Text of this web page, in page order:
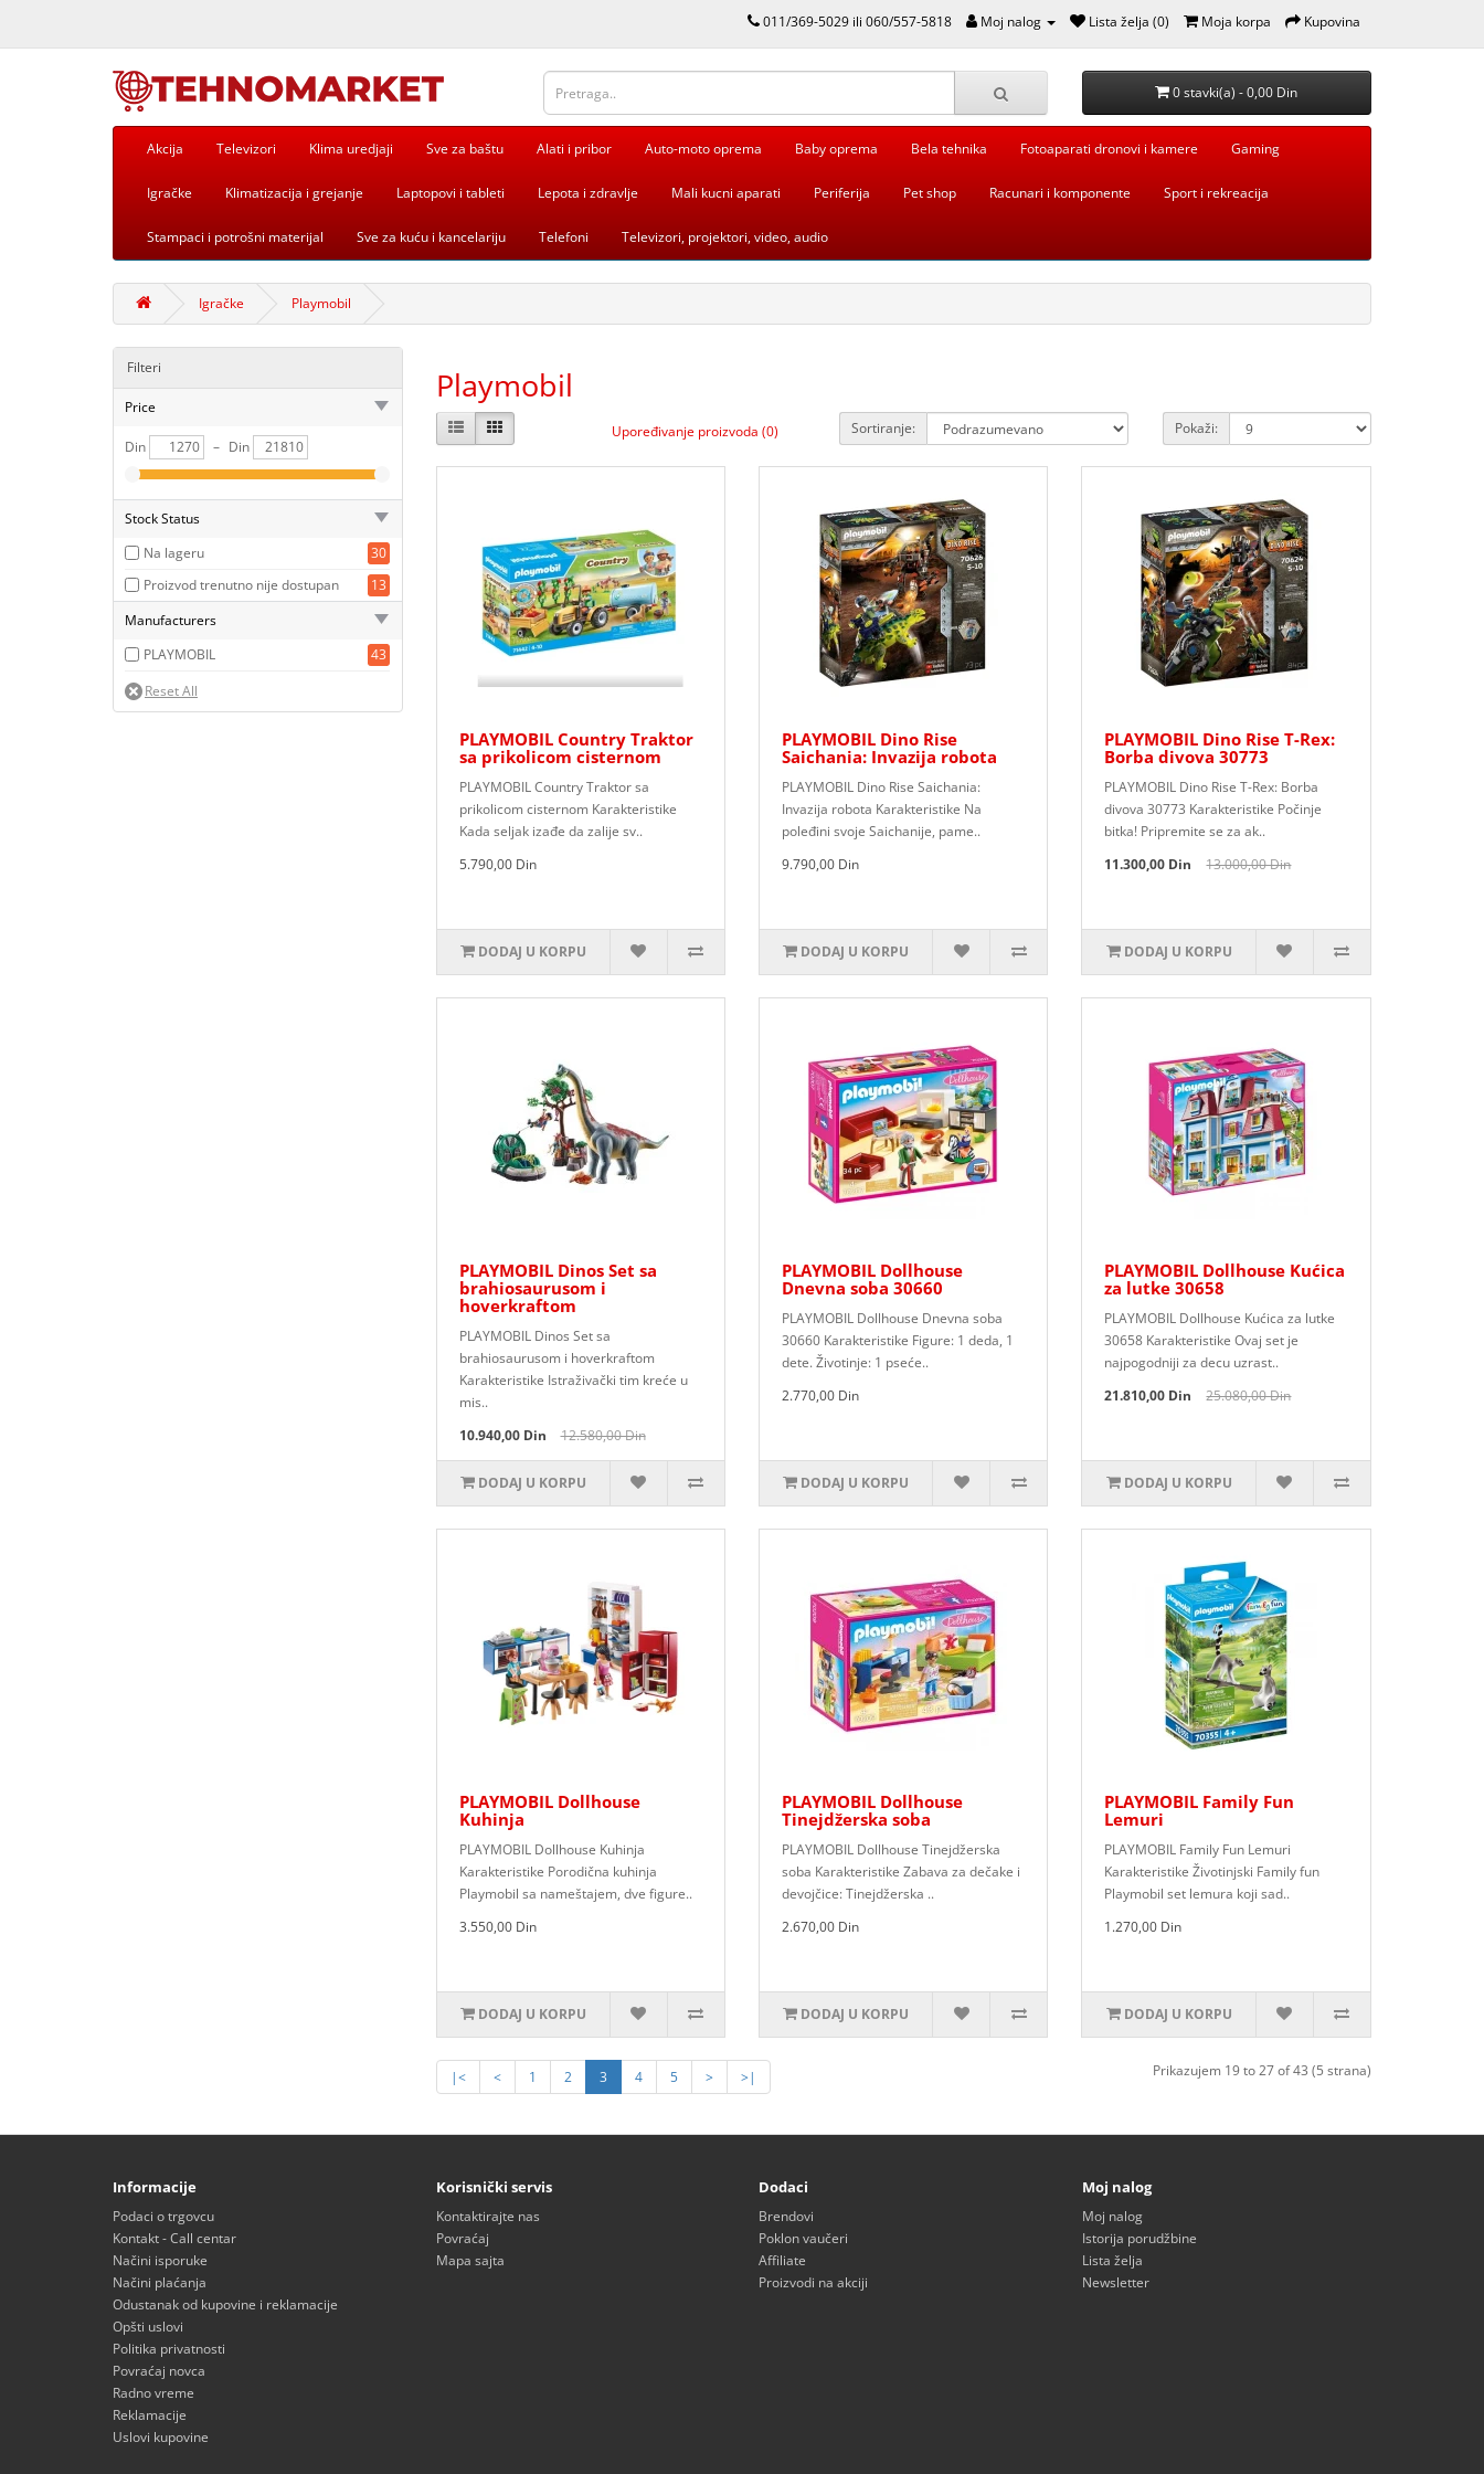
011/369-5029 ili 060/557-5818 Moj nalog Lista želja (0) Moja korpa Kupovina
0 stavki(a) - 0,00 Din
Akcija Televizori Klima uredjaji Sve za baštu Alati i pribor Auto-moto oprema Baby oprema Bela tehnika Fotoaparati dronovi i kamere Gaming
Igračke Klimatizacija i grejanje Laptopovi i tableti Lepota i zdravlje Mali kucni aparati Periferija Pet shop Racunari i komponente Sport i rekreacija
Stampaci i potrošni materijal Sve za kuću i kancelariju Telefoni Televizori, projektori, video, audio
Igračke Playmobil
Filteri
Price
Din – Din
Stock Status
Na lageru
30
Proizvod trenutno nije dostupan
13
Manufacturers
PLAYMOBIL
43
Playmobil
Upoređivanje proizvoda (0) Sortiranje: Pokaži:
PLAYMOBIL Country Traktor
sa prikolicom cisternom
PLAYMOBIL Country Traktor sa
prikolicom cisternom Karakteristike
Kada seljak izađe da zalije sv..
5.790,00 Din
DODAJ U KORPU
PLAYMOBIL Dino Rise
Saichania: Invazija robota
PLAYMOBIL Dino Rise Saichania:
Invazija robota Karakteristike Na
poleđini svoje Saichanije, pame..
9.790,00 Din
DODAJ U KORPU
PLAYMOBIL Dino Rise T-Rex:
Borba divova 30773
PLAYMOBIL Dino Rise T-Rex: Borba
divova 30773 Karakteristike Počinje
bitka! Pripremite se za ak..
11.300,00 Din
13.000,00 Din
DODAJ U KORPU
PLAYMOBIL Dinos Set sa
brahiosaurusom i
hoverkraftom
PLAYMOBIL Dinos Set sa
brahiosaurusom i hoverkraftom
Karakteristike Istraživački tim kreće u
mis..
10.940,00 Din
12.580,00 Din
DODAJ U KORPU
PLAYMOBIL Dollhouse
Dnevna soba 30660
PLAYMOBIL Dollhouse Dnevna soba
30660 Karakteristike Figure: 1 deda, 1
dete. Životinje: 1 pseće..
2.770,00 Din
DODAJ U KORPU
PLAYMOBIL Dollhouse Kućica
za lutke 30658
PLAYMOBIL Dollhouse Kućica za lutke
30658 Karakteristike Ovaj set je
najpogodniji za decu uzrast..
21.810,00 Din
25.080,00 Din
DODAJ U KORPU
PLAYMOBIL Dollhouse
Kuhinja
PLAYMOBIL Dollhouse Kuhinja
Karakteristike Porodična kuhinja
Playmobil sa nameštajem, dve figure..
3.550,00 Din
DODAJ U KORPU
PLAYMOBIL Dollhouse
Tinejdžerska soba
PLAYMOBIL Dollhouse Tinejdžerska
soba Karakteristike Zabava za dečake i
devojčice: Tinejdžerska ..
2.670,00 Din
DODAJ U KORPU
PLAYMOBIL Family Fun
Lemuri
PLAYMOBIL Family Fun Lemuri
Karakteristike Životinjski Family fun
Playmobil set lemura koji sad..
1.270,00 Din
DODAJ U KORPU
|< < 1 2 3 4 5 > >| Prikazujem 19 to 27 of 43 (5 strana)
Informacije
Podaci o trgovcu
Kontakt - Call centar
Načini isporuke
Načini plaćanja
Odustanak od kupovine i reklamacije
Opšti uslovi
Politika privatnosti
Povraćaj novca
Radno vreme
Reklamacije
Uslovi kupovine
Korisnički servis
Kontaktirajte nas
Povraćaj
Mapa sajta
Dodaci
Brendovi
Poklon vaučeri
Affiliate
Proizvodi na akciji
Moj nalog
Moj nalog
Istorija porudžbine
Lista želja
Newsletter